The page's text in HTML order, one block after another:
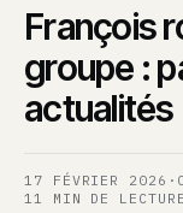
François
groupe :
actualités
17 FÉVRIER 2026 ·
11 MIN DE LECTURE